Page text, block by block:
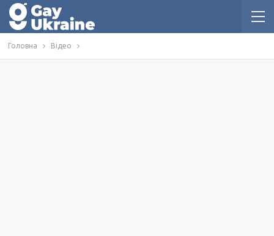
Головна Відео